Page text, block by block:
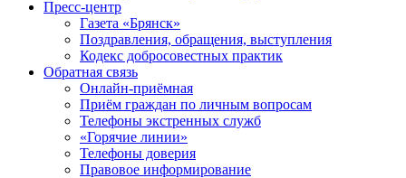
Пресс-центр
Газета «Брянск»
Поздравления, обращения, выступления
Кодекс добросовестных практик
Обратная связь
Онлайн-приёмная
Приём граждан по личным вопросам
Телефоны экстренных служб
«Горячие линии»
Телефоны доверия
Правовое информирование